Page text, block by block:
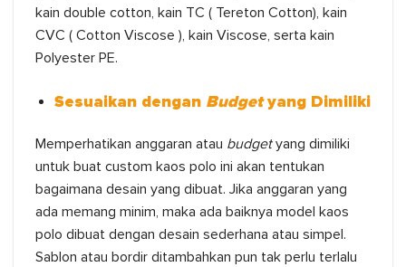
kain double cotton, kain TC ( Tereton Cotton), kain
CVC ( Cotton Viscose ), kain Viscose, serta kain
Polyester PE.
Sesuaikan dengan Budgetyang Dimiliki
Memperhatikan anggaran atau budgetyang dimiliki
untuk buat custom kaos polo ini akan tentukan
bagaimana desain yang dibuat. Jika anggaran yang
ada memang minim, maka ada baiknya model kaos
polo dibuat dengan desain sederhana atau simpel.
Sablon atau bordir ditambahkan pun tak perlu terlalu